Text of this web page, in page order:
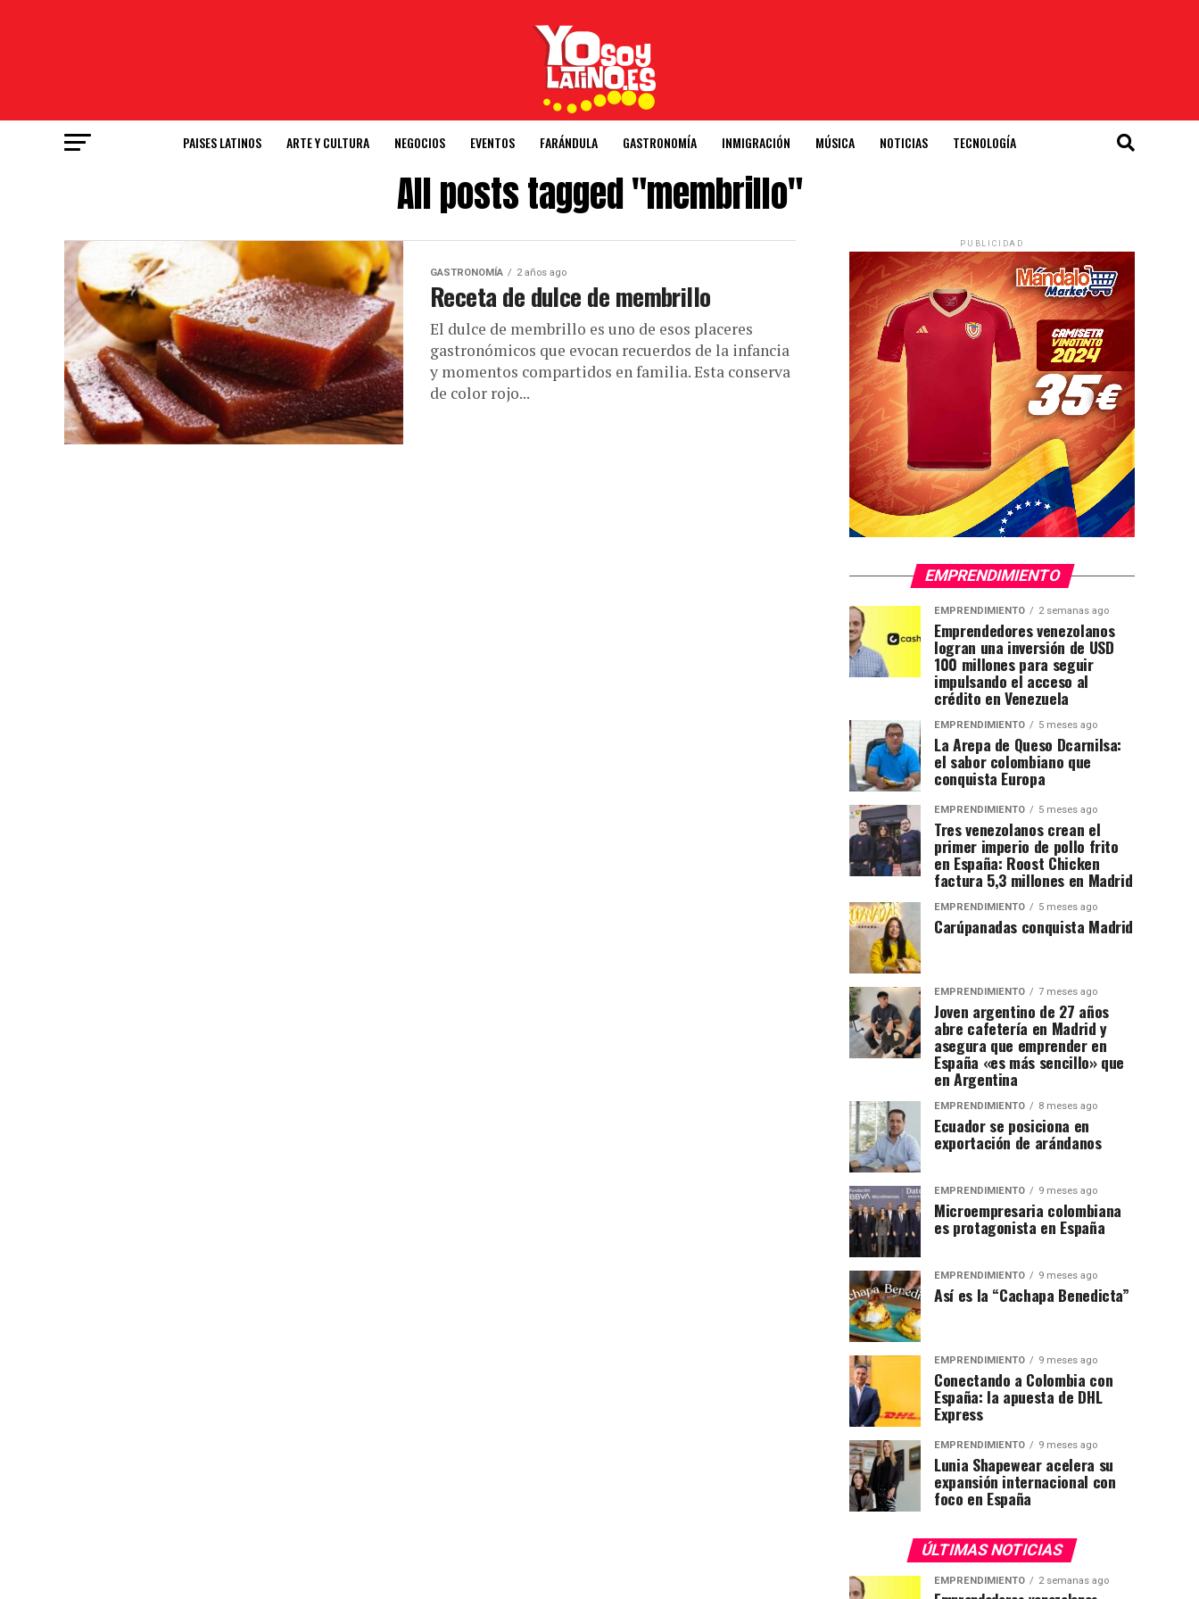
PAISES LATINOS ARTE Y CULTURA NEGOCIOS EVENTOS FARÁNDULA GASTRONOMÍA INMIGRACIÓN MÚSICA NOTICIAS TECNOLOGÍA
All posts tagged "membrillo"
GASTRONOMÍA 2 años ago
Receta de dulce de membrillo
El dulce de membrillo es uno de esos placeres
gastronómicos que evocan recuerdos de la infancia
y momentos compartidos en familia. Esta conserva
de color rojo...
PUBLICIDAD
EMPRENDIMIENTO
EMPRENDIMIENTO 2 semanas ago
Emprendedores venezolanos
logran una inversión de USD
100 millones para seguir
impulsando el acceso al
crédito en Venezuela
EMPRENDIMIENTO 5 meses ago
La Arepa de Queso Dcarnilsa:
el sabor colombiano que
conquista Europa
EMPRENDIMIENTO 5 meses ago
Tres venezolanos crean el
primer imperio de pollo frito
en España: Roost Chicken
factura 5,3 millones en Madrid
EMPRENDIMIENTO 5 meses ago
Carúpanadas conquista Madrid
EMPRENDIMIENTO 7 meses ago
Joven argentino de 27 años
abre cafetería en Madrid y
asegura que emprender en
España «es más sencillo» que
en Argentina
EMPRENDIMIENTO 8 meses ago
Ecuador se posiciona en
exportación de arándanos
EMPRENDIMIENTO 9 meses ago
Microempresaria colombiana
es protagonista en España
EMPRENDIMIENTO 9 meses ago
Así es la “Cachapa Benedicta”
EMPRENDIMIENTO 9 meses ago
Conectando a Colombia con
España: la apuesta de DHL
Express
EMPRENDIMIENTO 9 meses ago
Lunia Shapewear acelera su
expansión internacional con
foco en España
ÚLTIMAS NOTICIAS
EMPRENDIMIENTO 2 semanas ago